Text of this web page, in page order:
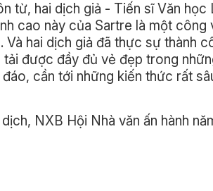
từ, hai dịch giả - Tiến sĩ Văn học
cao này của Sartre là một
Và hai dịch giả đã thực sự thành
được đầy đủ vẻ đẹp trong
cần tới những kiến thức rất
NXB Hội Nhà văn ấn hành